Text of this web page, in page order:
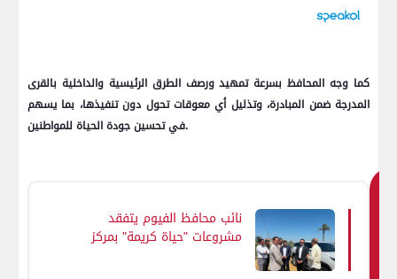
كما وجه المحافظ بسرعة تمهيد ورصف الطرق الرئيسية والداخلية بالقرى
المدرجة ضمن المبادرة، وتذليل أي معوقات تحول دون تنفيذها، بما يسهم
في تحسين جودة الحياة للمواطنين.
نائب محافظ الفيوم يتفقد
مشروعات "حياة كريمة" بمركز